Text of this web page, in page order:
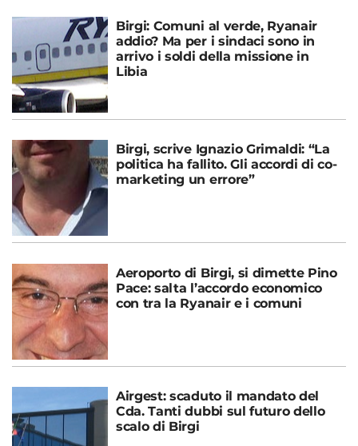
Birgi: Comuni al verde, Ryanair
addio? Ma per i sindaci sono in
arrivo i soldi della missione in
Libia
Birgi, scrive Ignazio Grimaldi: “La
politica ha fallito. Gli accordi di co-
marketing un errore”
Aeroporto di Birgi, si dimette Pino
Pace: salta l’accordo economico
con tra la Ryanair e i comuni
Airgest: scaduto il mandato del
Cda. Tanti dubbi sul futuro dello
scalo di Birgi